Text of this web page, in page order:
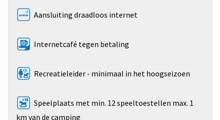
Aansluiting draadloos internet
Internetcafé tegen betaling
Recreatieleider - minimaal in het hoogseizoen
Speelplaats met min. 12 speeltoestellen max. 1
km van de camping